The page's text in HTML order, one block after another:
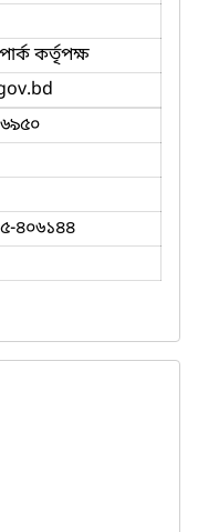
কর্তৃপক্ষ
৪০৬১৪৪